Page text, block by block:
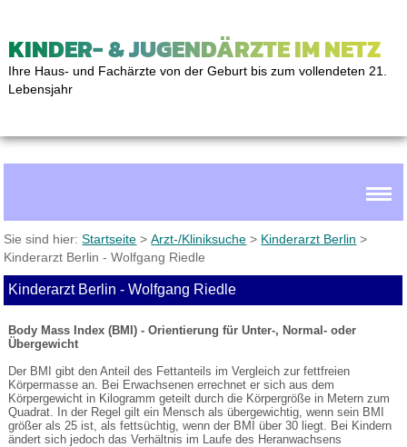
KINDER- & JUGENDÄRZTE IM NETZ
Ihre Haus- und Fachärzte von der Geburt bis zum vollendeten 21.
Lebensjahr
Sie sind hier:Startseite >Arzt-/Kliniksuche > Kinderarzt Berlin >
Kinderarzt Berlin - Wolfgang Riedle
Kinderarzt Berlin - Wolfgang Riedle
Body Mass Index (BMI) - Orientierung für Unter-, Normal- oder
Übergewicht
Der BMI gibt den Anteil des Fettanteils im Vergleich zur fettfreien
Körpermasse an. Bei Erwachsenen errechnet er sich aus dem
Körpergewicht in Kilogramm geteilt durch die Körpergröße in Metern zum
Quadrat. In der Regel gilt ein Mensch als übergewichtig, wenn sein BMI
größer als 25 ist, als fettsüchtig, wenn der BMI über 30 liegt. Bei Kindern
ändert sich jedoch das Verhältnis im Laufe des Heranwachsens